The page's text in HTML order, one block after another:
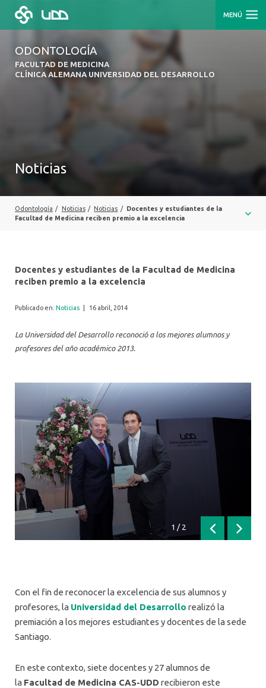
MENÚ
ODONTOLOGÍA
FACULTAD DE MEDICINA
CLÍNICA ALEMANA UNIVERSIDAD DEL DESARROLLO
Noticias
Odontología / Noticias / Noticias /
Docentes y estudiantes de la
Facultad de Medicina reciben premio a la excelencia
Docentes y estudiantes de la Facultad de Medicina
reciben premio a la excelencia
Publicado en: Noticias 16 abril, 2014
La Universidad del Desarrollo reconoció a los mejores alumnos y
profesores del año académico 2013.
1 / 2
Anterior
Con el fin de reconocer la excelencia de sus alumnos y
profesores, la Universidad del Desarrollo realizó la
premiación a los mejores estudiantes y docentes de la sede
Santiago.
En este contexto, siete docentes y 27 alumnos de
la Facultad de Medicina CAS-UDD recibieron este